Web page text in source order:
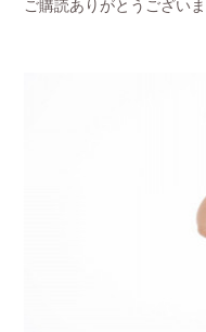
ご購読ありがとうございま